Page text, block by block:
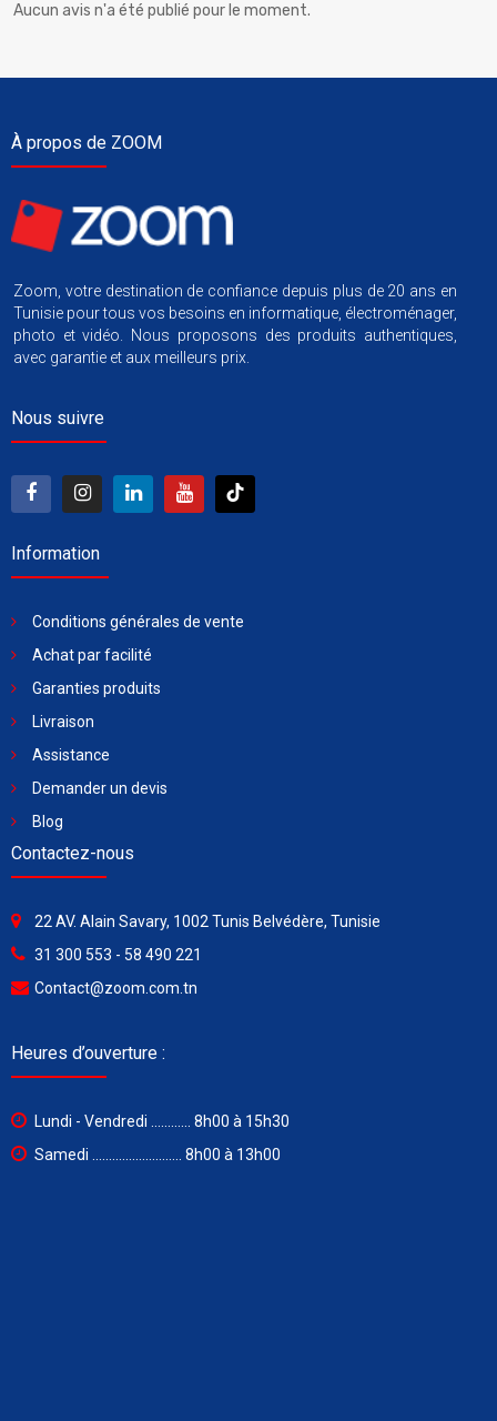
Aucun avis n'a été publié pour le moment.
À propos de ZOOM
Zoom, votre destination de confiance depuis plus de 20 ans en
Tunisie pour tous vos besoins en informatique, électroménager,
photo et vidéo. Nous proposons des produits authentiques,
avec garantie et aux meilleurs prix.
Nous suivre
Information
Conditions générales de vente
Achat par facilité
Garanties produits
Livraison
Assistance
Demander un devis
Blog
Contactez-nous
22 AV. Alain Savary, 1002 Tunis Belvédère, Tunisie
31 300 553 - 58 490 221
Contact@zoom.com.tn
Heures d’ouverture :
Lundi - Vendredi ............ 8h00 à 15h30
Samedi ........................... 8h00 à 13h00